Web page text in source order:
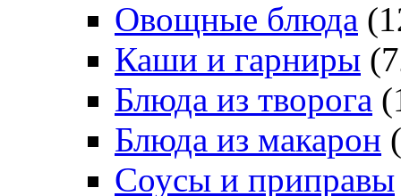
Овощные блюда
Каши и гарниры
Блюда из творога
Блюда из макарон
Соусы и приправы